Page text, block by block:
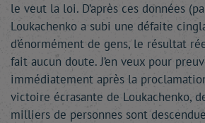
le veut la loi. D’après ces données
Loukachenko a subi une défaite
d’énormément de gens, le résultat
fait aucun doute. J’en veux pour
immédiatement après la
victoire écrasante de Loukachenko,
milliers de personnes sont